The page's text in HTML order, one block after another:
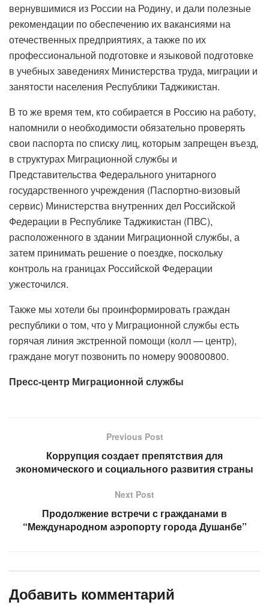
вернувшимися из России на Родину, и дали полезные
рекомендации по обеспечению их вакансиями на
отечественных предприятиях, а также по их
профессиональной подготовке и языковой подготовке
в учебных заведениях Министерства труда, миграции и
занятости населения Республики Таджикистан.
В то же время тем, кто собирается в Россию на работу,
напомнили о необходимости обязательно проверять
свои паспорта по списку лиц, которым запрещен въезд,
в структурах Миграционной службы и
Представительства Федерального унитарного
государственного учреждения (Паспортно-визовый
сервис) Министерства внутренних дел Российской
Федерации в Республике Таджикистан (ПВС),
расположенного в здании Миграционной службы, а
затем принимать решение о поездке, поскольку
контроль на границах Российской Федерации
ужесточился.
Также мы хотели бы проинформировать граждан
республики о том, что у Миграционной службы есть
горячая линия экстренной помощи (колл — центр),
граждане могут позвонить по номеру 900800800.
Пресс-центр Миграционной службы
Previous Post
Коррупция создает препятствия для
экономического и социального развития страны
Next Post
Продолжение встречи с гражданами в
“Международном аэропорту города Душанбе”
Добавить комментарий